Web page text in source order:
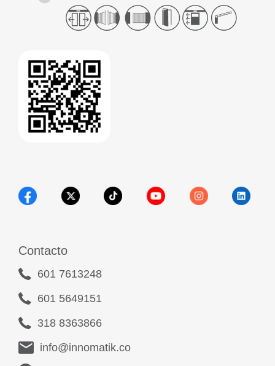
Contacto
601 7613248
601 5649151
318 8363866
info@innomatik.co